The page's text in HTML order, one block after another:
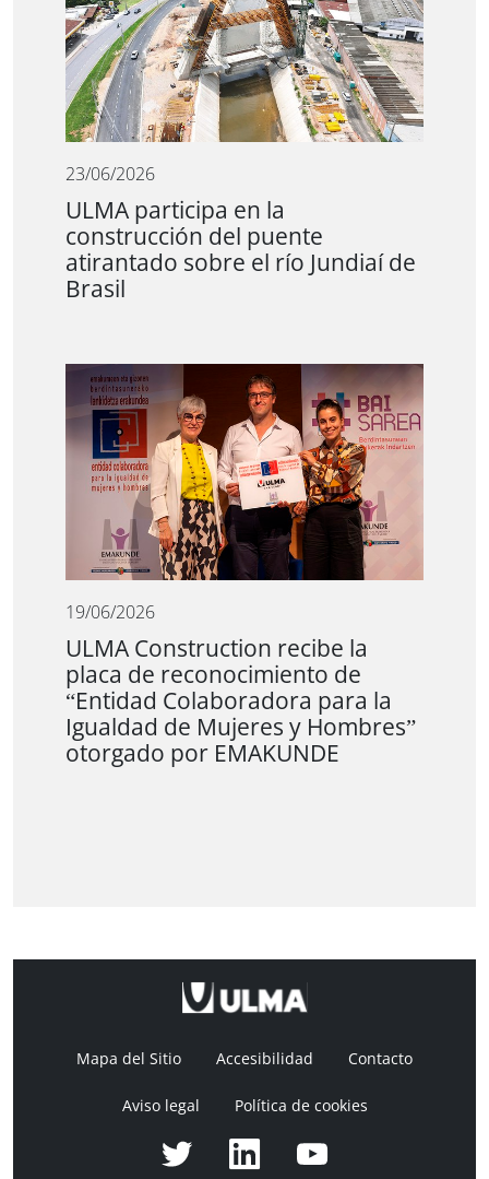
23/06/2026
ULMA participa en la
construcción del puente
atirantado sobre el río Jundiaí de
Brasil
19/06/2026
ULMA Construction recibe la
placa de reconocimiento de
“Entidad Colaboradora para la
Igualdad de Mujeres y Hombres”
otorgado por EMAKUNDE
Mapa del Sitio Accesibilidad Contacto
Aviso legal Política de cookies